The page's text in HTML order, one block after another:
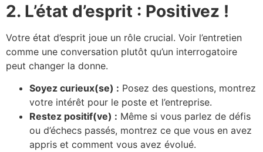
2. L’état d’esprit : Positivez !
Votre état d’esprit joue un rôle crucial. Voir l’entretien
comme une conversation plutôt qu’un interrogatoire
peut changer la donne.
Soyez curieux(se) : Posez des questions, montrez
votre intérêt pour le poste et l’entreprise.
Restez positif(ve) : Même si vous parlez de défis
ou d’échecs passés, montrez ce que vous en avez
appris et comment vous avez évolué.